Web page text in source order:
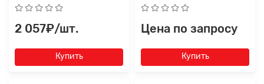
2 057₽/шт.
Купить
Цена по запросу
Купить